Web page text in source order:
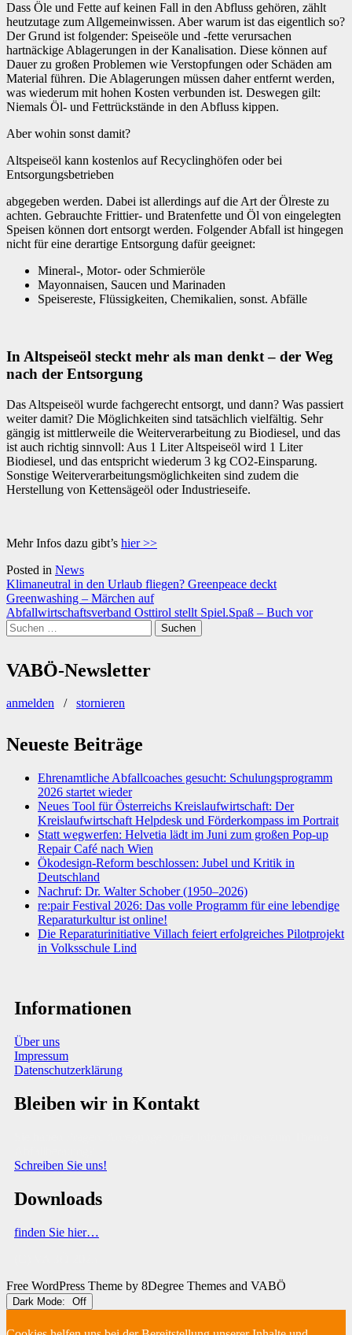
Dass Öle und Fette auf keinen Fall in den Abfluss gehören, zählt
heutzutage zum Allgemeinwissen. Aber warum ist das eigentlich so?
Der Grund ist folgender: Speiseöle und -fette verursachen
hartnäckige Ablagerungen in der Kanalisation. Diese können auf
Dauer zu großen Problemen wie Verstopfungen oder Schäden am
Material führen. Die Ablagerungen müssen daher entfernt werden,
was wiederum mit hohen Kosten verbunden ist. Deswegen gilt:
Niemals Öl- und Fettrückstände in den Abfluss kippen.
Aber wohin sonst damit?
Altspeiseöl kann kostenlos auf Recyclinghöfen oder bei
Entsorgungsbetrieben
abgegeben werden. Dabei ist allerdings auf die Art der Ölreste zu
achten. Gebrauchte Frittier- und Bratenfette und Öl von eingelegten
Speisen können dort entsorgt werden. Folgender Abfall ist hingegen
nicht für eine derartige Entsorgung dafür geeignet:
Mineral-, Motor- oder Schmieröle
Mayonnaisen, Saucen und Marinaden
Speisereste, Flüssigkeiten, Chemikalien, sonst. Abfälle
In Altspeiseöl steckt mehr als man denkt – der Weg
nach der Entsorgung
Das Altspeiseöl wurde fachgerecht entsorgt, und dann? Was passiert
weiter damit? Die Möglichkeiten sind tatsächlich vielfältig. Sehr
gängig ist mittlerweile die Weiterverarbeitung zu Biodiesel, und das
ist auch richtig sinnvoll: Aus 1 Liter Altspeiseöl wird 1 Liter
Biodiesel, und das entspricht wiederum 3 kg CO2-Einsparung.
Sonstige Weiterverarbeitungsmöglichkeiten sind zudem die
Herstellung von Kettensägeöl oder Industrieseife.
Mehr Infos dazu gibt’s hier >>
Posted in News
Beitragsnavigation
Klimaneutral in den Urlaub fliegen? Greenpeace deckt
Greenwashing – Märchen auf
Abfallwirtschaftsverband Osttirol stellt Spiel.Spaß – Buch vor
Suchen
nach:
VABÖ-Newsletter
anmelden / stornieren
Neueste Beiträge
Ehrenamtliche Abfallcoaches gesucht: Schulungsprogramm
2026 startet wieder
Neues Tool für Österreichs Kreislaufwirtschaft: Der
Kreislaufwirtschaft Helpdesk und Förderkompass im Portrait
Statt wegwerfen: Helvetia lädt im Juni zum großen Pop-up
Repair Café nach Wien
Ökodesign-Reform beschlossen: Jubel und Kritik in
Deutschland
Nachruf: Dr. Walter Schober (1950–2026)
re:pair Festival 2026: Das volle Programm für eine lebendige
Reparaturkultur ist online!
Die Reparaturinitiative Villach feiert erfolgreiches Pilotprojekt
in Volksschule Lind
Informationen
Über uns
Impressum
Datenschutzerklärung
Bleiben wir in Kontakt
Schreiben Sie uns!
Downloads
finden Sie hier…
Free WordPress Theme by 8Degree Themes and VABÖ
Dark Mode: